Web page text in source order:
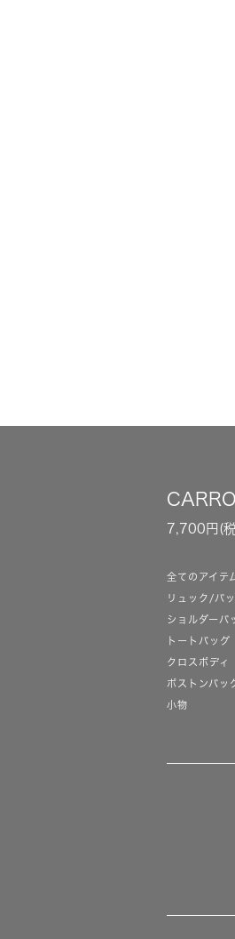
7,700円(
全てのアイテ
リュック/バ
ショルダーバ
トートバッグ
クロスボディ
ボストンバッ
小物